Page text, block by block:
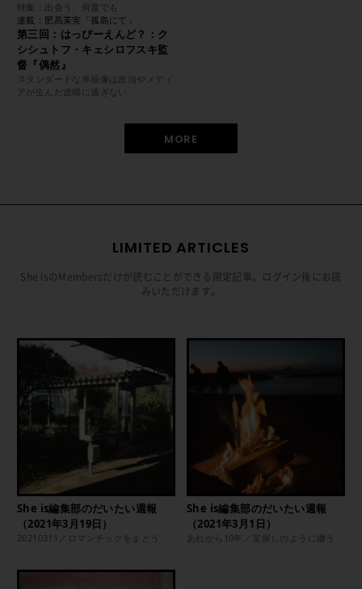
特集：出会う、何度でも
連載：肥髙茉実「孤島にて」
第三回：はっぴーえんど？：ク
シシュトフ・キェシロフスキ監
督『偶然』
スタンダードな幸福像は政治やメディ
アが生んだ虚構に過ぎない
MORE
LIMITED ARTICLES
She isのMembersだけが読むことができる限定記事。ログイン後にお読
みいただけます。
She is編集部のだいたい週報
（2021年3月19日）
20210311／ロマンチックをまとう
She is編集部のだいたい週報
（2021年3月1日）
あれから10年／宝探しのように纏う